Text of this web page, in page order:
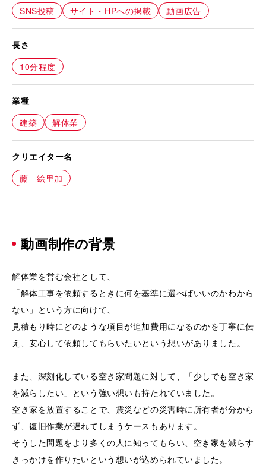
SNS投稿
サイト・HPへの掲載 動画広告
長さ
10分程度
業種
建築
解体業
クリエイター名
藤 絵里加
動画制作の背景
解体業を営む会社として、
「解体工事を依頼するときに何を基準に選べばいいのかわから
ない」という方に向けて、
見積もり時にどのような項目が追加費用になるのかを丁寧に伝
え、安心して依頼してもらいたいという想いがありました。
また、深刻化している空き家問題に対して、「少しでも空き家
を減らしたい」という強い想いも持たれていました。
空き家を放置することで、震災などの災害時に所有者が分から
ず、復旧作業が遅れてしまうケースもあります。
そうした問題をより多くの人に知ってもらい、空き家を減らす
きっかけを作りたいという想いが込められていました。